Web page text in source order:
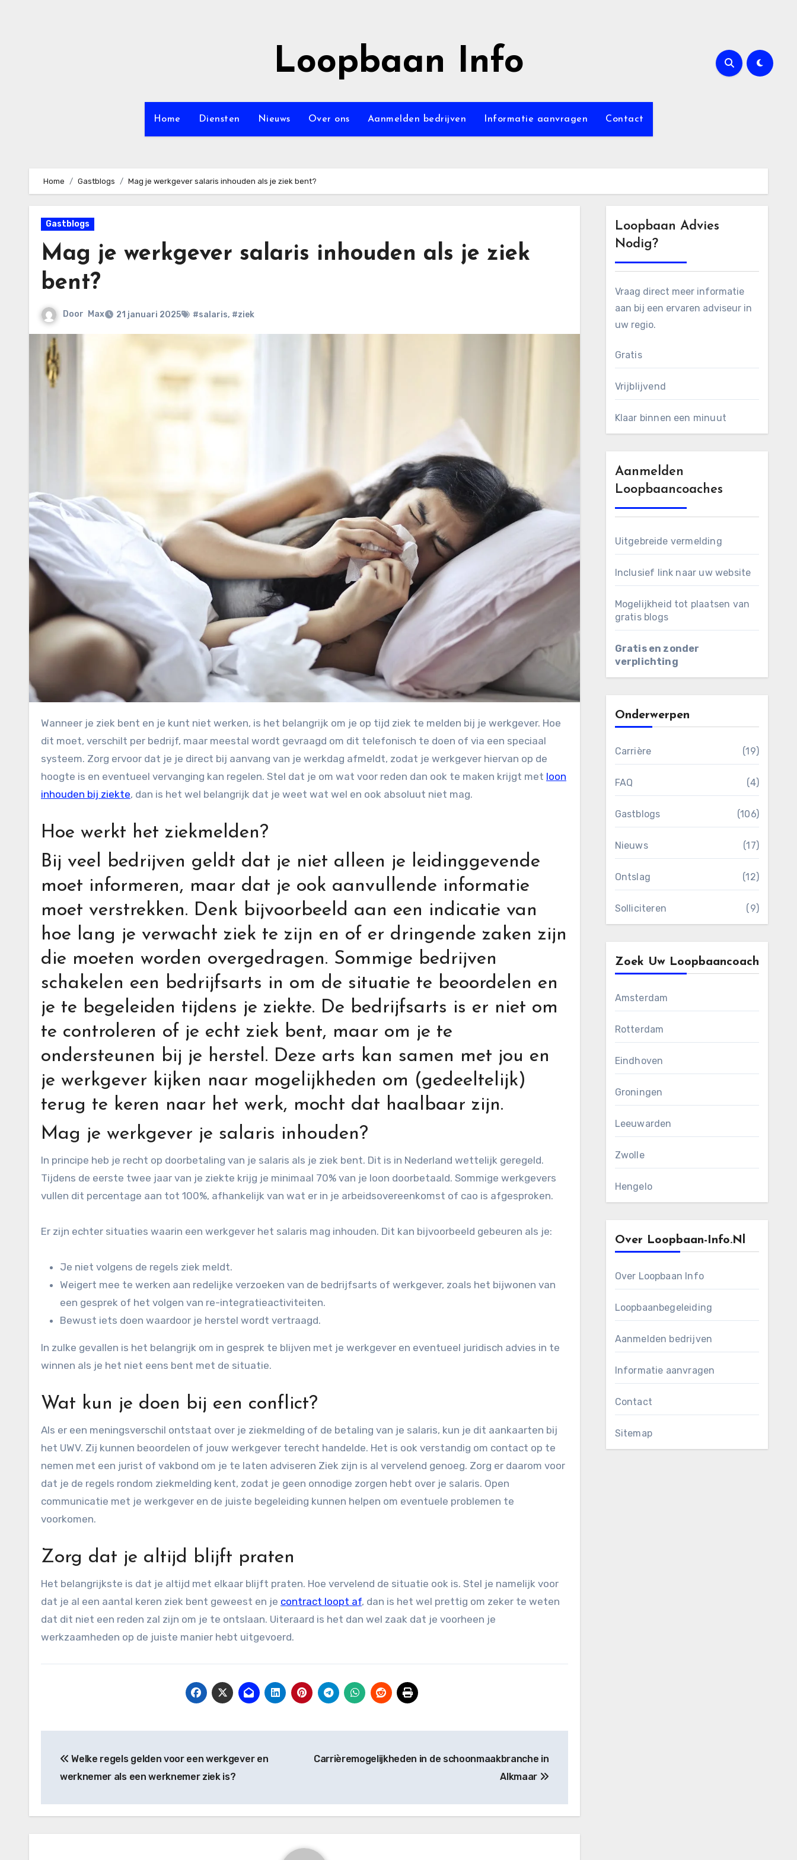
Loopbaan Info
Home Diensten Nieuws Over ons Aanmelden bedrijven Informatie aanvragen Contact
Home Gastblogs Mag je werkgever salaris inhouden als je ziek bent?
Gastblogs
Mag je werkgever salaris inhouden als je ziek
bent?
Door Max 21 januari 2025 #salaris, #ziek
Wanneer je ziek bent en je kunt niet werken, is het belangrijk om je op tijd ziek te melden bij je werkgever. Hoe
dit moet, verschilt per bedrijf, maar meestal wordt gevraagd om dit telefonisch te doen of via een speciaal
systeem. Zorg ervoor dat je je direct bij aanvang van je werkdag afmeldt, zodat je werkgever hiervan op de
hoogte is en eventueel vervanging kan regelen. Stel dat je om wat voor reden dan ook te maken krijgt met loon
inhouden bij ziekte, dan is het wel belangrijk dat je weet wat wel en ook absoluut niet mag.
Hoe werkt het ziekmelden?
Bij veel bedrijven geldt dat je niet alleen je leidinggevende
moet informeren, maar dat je ook aanvullende informatie
moet verstrekken. Denk bijvoorbeeld aan een indicatie van
hoe lang je verwacht ziek te zijn en of er dringende zaken zijn
die moeten worden overgedragen. Sommige bedrijven
schakelen een bedrijfsarts in om de situatie te beoordelen en
je te begeleiden tijdens je ziekte. De bedrijfsarts is er niet om
te controleren of je echt ziek bent, maar om je te
ondersteunen bij je herstel. Deze arts kan samen met jou en
je werkgever kijken naar mogelijkheden om (gedeeltelijk)
terug te keren naar het werk, mocht dat haalbaar zijn.
Mag je werkgever je salaris inhouden?
In principe heb je recht op doorbetaling van je salaris als je ziek bent. Dit is in Nederland wettelijk geregeld.
Tijdens de eerste twee jaar van je ziekte krijg je minimaal 70% van je loon doorbetaald. Sommige werkgevers
vullen dit percentage aan tot 100%, afhankelijk van wat er in je arbeidsovereenkomst of cao is afgesproken.
Er zijn echter situaties waarin een werkgever het salaris mag inhouden. Dit kan bijvoorbeeld gebeuren als je:
Je niet volgens de regels ziek meldt.
Weigert mee te werken aan redelijke verzoeken van de bedrijfsarts of werkgever, zoals het bijwonen van
een gesprek of het volgen van re-integratieactiviteiten.
Bewust iets doen waardoor je herstel wordt vertraagd.
In zulke gevallen is het belangrijk om in gesprek te blijven met je werkgever en eventueel juridisch advies in te
winnen als je het niet eens bent met de situatie.
Wat kun je doen bij een conflict?
Als er een meningsverschil ontstaat over je ziekmelding of de betaling van je salaris, kun je dit aankaarten bij
het UWV. Zij kunnen beoordelen of jouw werkgever terecht handelde. Het is ook verstandig om contact op te
nemen met een jurist of vakbond om je te laten adviseren Ziek zijn is al vervelend genoeg. Zorg er daarom voor
dat je de regels rondom ziekmelding kent, zodat je geen onnodige zorgen hebt over je salaris. Open
communicatie met je werkgever en de juiste begeleiding kunnen helpen om eventuele problemen te
voorkomen.
Zorg dat je altijd blijft praten
Het belangrijkste is dat je altijd met elkaar blijft praten. Hoe vervelend de situatie ook is. Stel je namelijk voor
dat je al een aantal keren ziek bent geweest en je contract loopt af, dan is het wel prettig om zeker te weten
dat dit niet een reden zal zijn om je te ontslaan. Uiteraard is het dan wel zaak dat je voorheen je
werkzaamheden op de juiste manier hebt uitgevoerd.
navigatie
Welke regels gelden voor een werkgever en
werknemer als een werknemer ziek is?
Carrièremogelijkheden in de schoonmaakbranche in
Alkmaar
Loopbaan Advies
Nodig?
Vraag direct meer informatie
aan bij een ervaren adviseur in
uw regio.
Gratis
Vrijblijvend
Klaar binnen een minuut
Aanmelden
Loopbaancoaches
Uitgebreide vermelding
Inclusief link naar uw website
Mogelijkheid tot plaatsen van
gratis blogs
Gratis en zonder
verplichting
Onderwerpen
Carrière (19)
FAQ (4)
Gastblogs (106)
Nieuws (17)
Ontslag (12)
Solliciteren (9)
Zoek Uw Loopbaancoach
Amsterdam
Rotterdam
Eindhoven
Groningen
Leeuwarden
Zwolle
Hengelo
Over Loopbaan-Info.nl
Over Loopbaan Info
Loopbaanbegeleiding
Aanmelden bedrijven
Informatie aanvragen
Contact
Sitemap